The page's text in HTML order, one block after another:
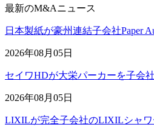
最新のM&Aニュース
日本製紙が豪州連結子会社Paper
2026年08月05日
セイワHDが大栄パーカーを子会
2026年08月05日
LIXILが完全子会社のLIXILシャ